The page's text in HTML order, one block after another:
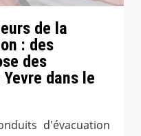
de la
: des
des
dans le
d'évacuation